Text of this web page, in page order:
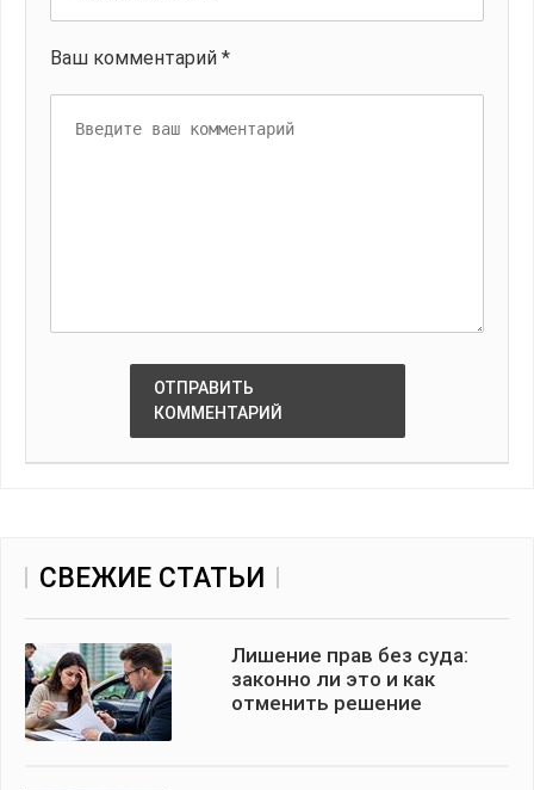
Ваш комментарий *
ОТПРАВИТЬ
КОММЕНТАРИЙ
СВЕЖИЕ СТАТЬИ
Лишение прав без суда:
законно ли это и как
отменить решение